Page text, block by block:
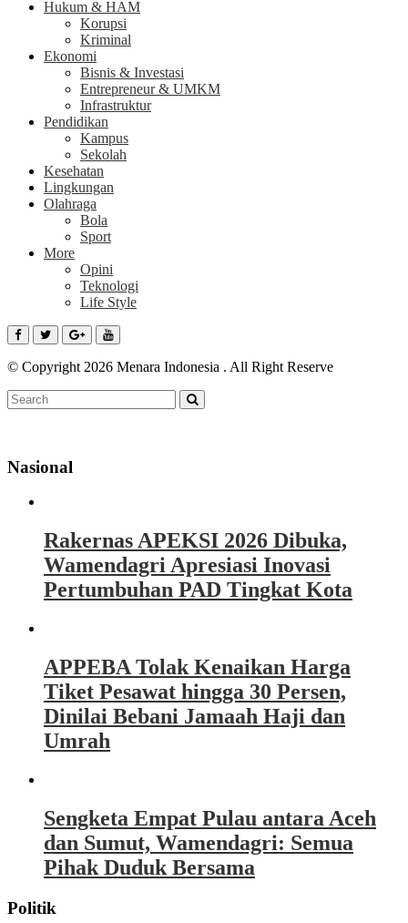
Hukum & HAM
Korupsi
Kriminal
Ekonomi
Bisnis & Investasi
Entrepreneur & UMKM
Infrastruktur
Pendidikan
Kampus
Sekolah
Kesehatan
Lingkungan
Olahraga
Bola
Sport
More
Opini
Teknologi
Life Style
© Copyright 2026 Menara Indonesia . All Right Reserve
Nasional
Rakernas APEKSI 2026 Dibuka,
Wamendagri Apresiasi Inovasi
Pertumbuhan PAD Tingkat Kota
APPEBA Tolak Kenaikan Harga
Tiket Pesawat hingga 30 Persen,
Dinilai Bebani Jamaah Haji dan
Umrah
Sengketa Empat Pulau antara Aceh
dan Sumut, Wamendagri: Semua
Pihak Duduk Bersama
Politik